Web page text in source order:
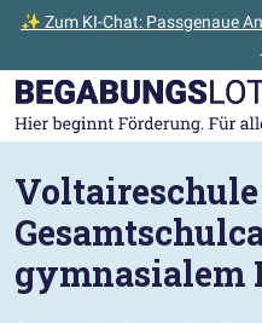
✨ Zum KI-Chat: Passgenaue
Zum Hauptinhalt der Seite
Zur Startseite gehen
gymnasialem